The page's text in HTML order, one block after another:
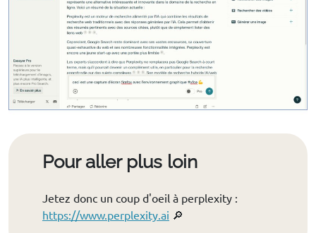
Pour aller plus loin
Jetez donc un coup d'oeil à perplexity :
https://www.perplexity.ai 🔎